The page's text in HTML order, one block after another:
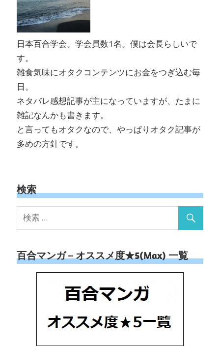
日本百合学会。学会員数1名。僕は会長らしいで
す。
雑食気味にオタクコンテンツにお金をつぎ込む毎
日。
ネタバレ感想記事が主になっていますが、たまに
雑記なんかも書きます。
と言ってもオタクなので、やっぱりオタク記事が
多めの方針です。
検索
百合マンガ – オススメ度★5(Max) 一覧